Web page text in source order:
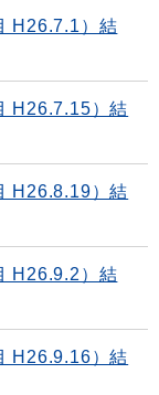
H26.7.1）結
H26.7.15）結
H26.8.19）結
H26.9.2）結
H26.9.16）結